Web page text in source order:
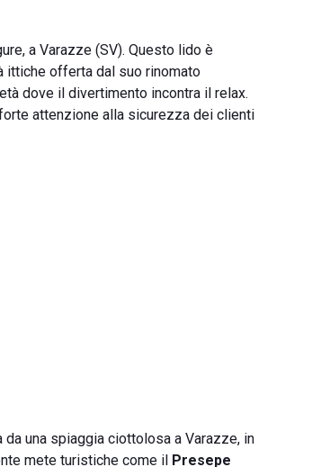
a Varazze (SV). Questo lido è
ittiche offerta dal suo rinomato
dove il divertimento incontra il relax.
attenzione alla sicurezza dei clienti
da una spiaggia ciottolosa a Varazze, in
mete turistiche come il Presepe